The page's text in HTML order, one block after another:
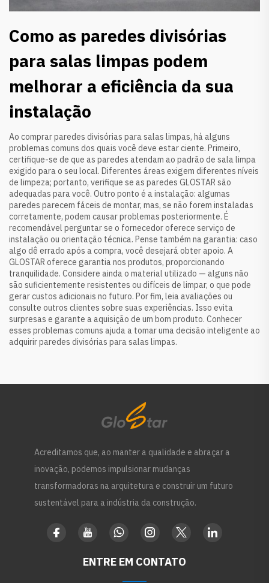
Como as paredes divisórias
para salas limpas podem
melhorar a eficiência da sua
instalação
Ao comprar paredes divisórias para salas limpas, há alguns
problemas comuns dos quais você deve estar ciente. Primeiro,
certifique-se de que as paredes atendam ao padrão de sala limpa
exigido para o seu local. Diferentes áreas exigem diferentes níveis
de limpeza; portanto, verifique se as paredes GLOSTAR são
adequadas para você. Outro ponto é a instalação: algumas
paredes parecem fáceis de montar, mas, se não forem instaladas
corretamente, podem causar problemas posteriormente. É
recomendável perguntar se o fornecedor oferece serviço de
instalação ou orientação técnica. Pense também na garantia: caso
algo dê errado após a compra, você desejará obter apoio. A
GLOSTAR oferece garantia nos produtos, proporcionando
tranquilidade. Considere ainda o material utilizado — alguns não
são suficientemente resistentes ou difíceis de limpar, o que pode
gerar custos adicionais no futuro. Por fim, leia avaliações ou
consulte outros clientes sobre suas experiências. Isso evita
surpresas e garante a aquisição de um bom produto. Conhecer
esses problemas comuns ajuda a tomar uma decisão inteligente ao
adquirir paredes divisórias para salas limpas.
Acreditamos que, ao manter a qualidade e abraçar a
inovação, podemos impulsionar mudanças
transformadoras na arquitetura e construir um futuro
sustentável para a indústria da construção.
ENTRE EM CONTATO